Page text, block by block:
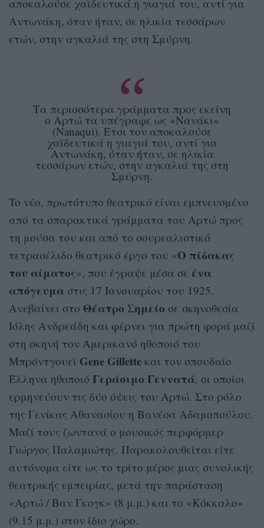
αποκαλούσε χαϊδευτικά η γιαγιά του, αντί για
Αντωνάκη, όταν ήταν, σε ηλικία τεσσάρων
ετών, στην αγκαλιά της στη Σμύρνη.
Τα περισσότερα γράμματα προς εκείνη
ο Αρτώ τα υπέγραφε ως «Νανάκι»
(Nanaqui). Έτσι τον αποκαλούσε
χαϊδευτικά η γιαγιά του, αντί για
Αντωνάκη, όταν ήταν, σε ηλικία
τεσσάρων ετών, στην αγκαλιά της στη
Σμύρνη.
To νέο, πρωτότυπο θεατρικό είναι εμπνευσμένο
από τα σπαρακτικά γράμματα του Αρτώ προς
τη μούσα του και από το σουρεαλιστικό
τετρασέλιδο θεατρικό έργο του «Ο πίδακας
του αίματος», που έγραψε μέσα σε ένα
απόγευμα στις 17 Ιανουαρίου του 1925.
Ανεβαίνει στο Θέατρο Σημείο σε σκηνοθεσία
Ιόλης Ανδρεάδη και φέρνει για πρώτη φορά μαζί
στη σκηνή τον Αμερικανό ηθοποιό του
Μπρόντγουεϊ Gene Gillette και τον σπουδαίο
Έλληνα ηθοποιό Γεράσιμο Γεννατά, οι οποίοι
ερμηνεύουν τις δύο όψεις του Αρτώ. Στο ρόλο
της Γενίκας Αθανασίου η Βανέσα Αδαμοπούλου.
Μαζί τους ζωντανά ο μουσικός περφόρμερ
Γιώργος Παλαμιώτης. Παρακολουθείται είτε
αυτόνομα είτε ως το τρίτο μέρος μιας συνολικής
θεατρικής εμπειρίας, μετά την παράσταση
«Αρτώ / Βαν Γκογκ» (8 μ.μ.) και το «Κόκκαλο»
(9.15 μ.μ.) στον ίδιο χώρο.